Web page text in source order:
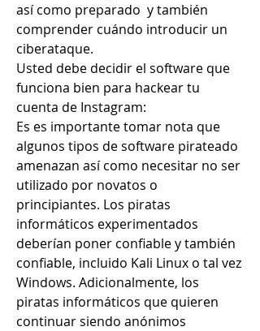
así como preparado  y también
comprender cuándo introducir un
ciberataque.
Usted debe decidir el software que
funciona bien para hackear tu
cuenta de Instagram:
Es es importante tomar nota que
algunos tipos de software pirateado
amenazan así como necesitar no ser
utilizado por novatos o
principiantes. Los piratas
informáticos experimentados
deberían poner confiable y también
confiable, incluido Kali Linux o tal vez
Windows. Adicionalmente, los
piratas informáticos que quieren
continuar siendo anónimos